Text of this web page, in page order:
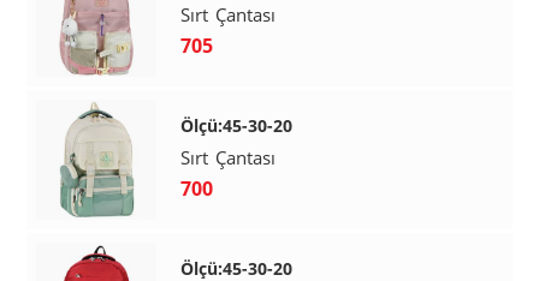
Sırt Çantası
705
Ölçü:45-30-20
Sırt Çantası
700
Ölçü:45-30-20